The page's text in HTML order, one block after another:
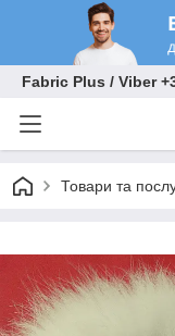
Fabric Plus / Viber
Товари та